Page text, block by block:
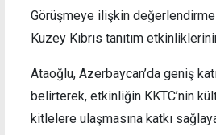
Görüşmeye ilişkin
Kuzey Kıbrıs tanıtım
Ataoğlu, Azerbaycan’da geniş
belirterek, etkinliğin KKTC’nin
kitlelere ulaşmasına katkı